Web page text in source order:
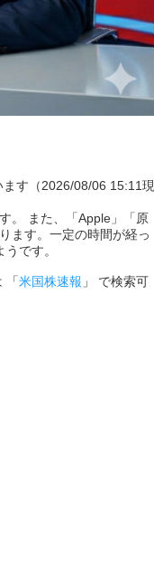
す（2026/08/06 15:11現
。 また、「Apple」「原
ます。一定の時間が経っ
です。
「米国株速報 」 で検索可